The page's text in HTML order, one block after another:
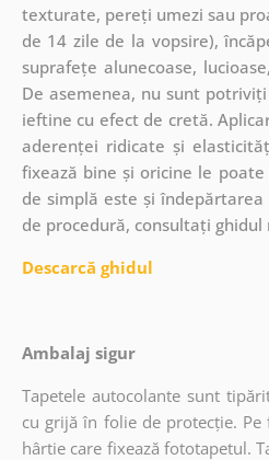
texturate, pereți umezi sau
de 14 zile de la vopsire),
suprafețe alunecoase,
De asemenea, nu sunt
ieftine cu efect de cretă.
aderenței ridicate și
fixează bine și oricine le
de simplă este și
de procedură, consultați
Descarcă ghidul
Ambalaj sigur
Tapetele autocolante sunt
cu grijă în folie de protecție.
hârtie care fixează fototapetul.